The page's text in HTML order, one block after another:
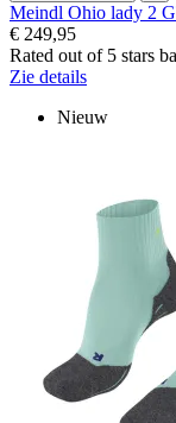
Meindl Ohio lady 2
€ 249,95
Rated out of 5 stars
Zie details
Nieuw